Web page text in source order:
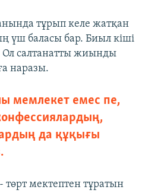
тұрып келе жатқан
үш баласы бар. Биыл кіші
салтанатты жиынды
наразы.
мемлекет емес пе,
да құқығы
төрт мектептен тұратын